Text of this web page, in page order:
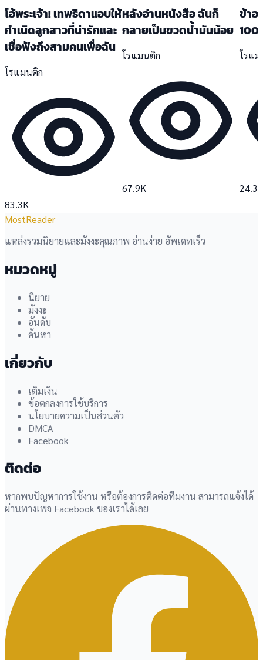
โอ้พระเจ้า! เทพธิดาแอบให้
กำเนิดลูกสาวที่น่ารักและ
เชื่อฟังถึงสามคนเพื่อฉัน
โรแมนติก
83.3K
หลังอ่านหนังสือ ฉันก็
กลายเป็นขวดน้ำมันน้อย
โรแมนติก
67.9K
ข้าอ
โรแ
24.3K
MostReader
แหล่งรวมนิยายและมังงะคุณภาพ อ่านง่าย อัพเดทเร็ว
หมวดหมู่
นิยาย
มังงะ
อันดับ
ค้นหา
เกี่ยวกับ
เติมเงิน
ข้อตกลงการใช้บริการ
นโยบายความเป็นส่วนตัว
DMCA
Facebook
ติดต่อ
หากพบปัญหาการใช้งาน หรือต้องการติดต่อทีมงาน สามารถแจ้งได้
ผ่านทางเพจ Facebook ของเราได้เลย